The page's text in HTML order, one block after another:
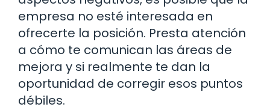
empresa no esté interesada en
ofrecerte la posición. Presta atención
a cómo te comunican las áreas de
mejora y si realmente te dan la
oportunidad de corregir esos puntos
débiles.